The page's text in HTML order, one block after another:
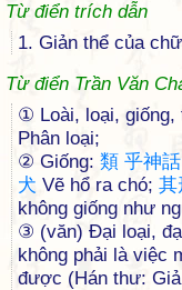
Từ điển trích dẫn
1. Giản thể của chữ
Từ điển Trần Văn
① Loài, loại, giống,
Phân loại;
② Giống: 類 乎神話
犬 Vẽ hổ ra chó; 其
không giống như
③ (văn) Đại loại,
không phải là việc
được (Hán thư: